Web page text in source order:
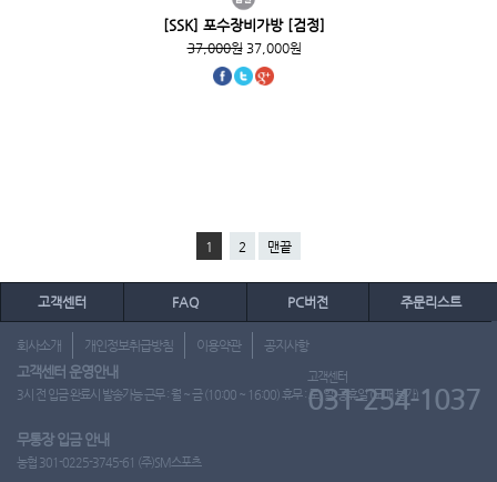
[SSK] 포수장비가방 [검정]
37,000원37,000원
1 2 맨끝
고객센터 FAQ PC버전 주문리스트
회사소개 개인정보취급방침 이용약관 공지사항
고객센터 운영안내
3시 전 입금 완료시 발송가능 근무 : 월 ~ 금 (10:00 ~ 16:00) 휴무 : 토, 일, 공휴일 (도매 불가)
고객센터
031-254-1037
무통장 입금 안내
농협 301-0225-3745-61 (주)SM스포츠